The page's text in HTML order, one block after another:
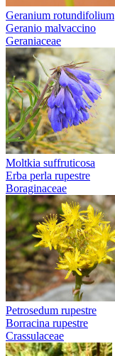
Geranium rotundifolium
Geranio malvaccino
Geraniaceae
Moltkia suffruticosa
Erba perla rupestre
Boraginaceae
Petrosedum rupestre
Borracina rupestre
Crassulaceae